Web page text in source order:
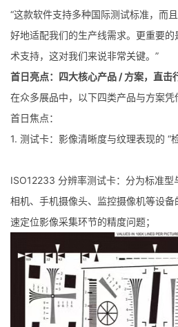
“这款软件支持多种国际测试标准，而
好地适配我们的生产线需求。更重要
术支持，这对我们来说非常关键。”
首日亮点：四大核心产品 / 方案，直击
在众多展品中，以下四类产品与方案
首日焦点：
1. 测试卡：影像清晰度与纹理表现的 “
ISO12233 分辨率测试卡：分为标准型
相机、手机摄像头、监控摄像机等设
速定位影像采集环节的精度问题；